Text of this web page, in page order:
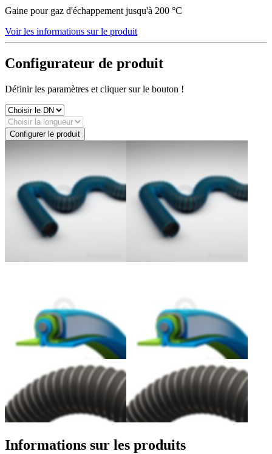
Gaine pour gaz d'échappement jusqu'à 200 °C
Voir les informations sur le produit
Configurateur de produit
Définir les paramètres et cliquer sur le bouton !
Configurer le produit
Informations sur les produits